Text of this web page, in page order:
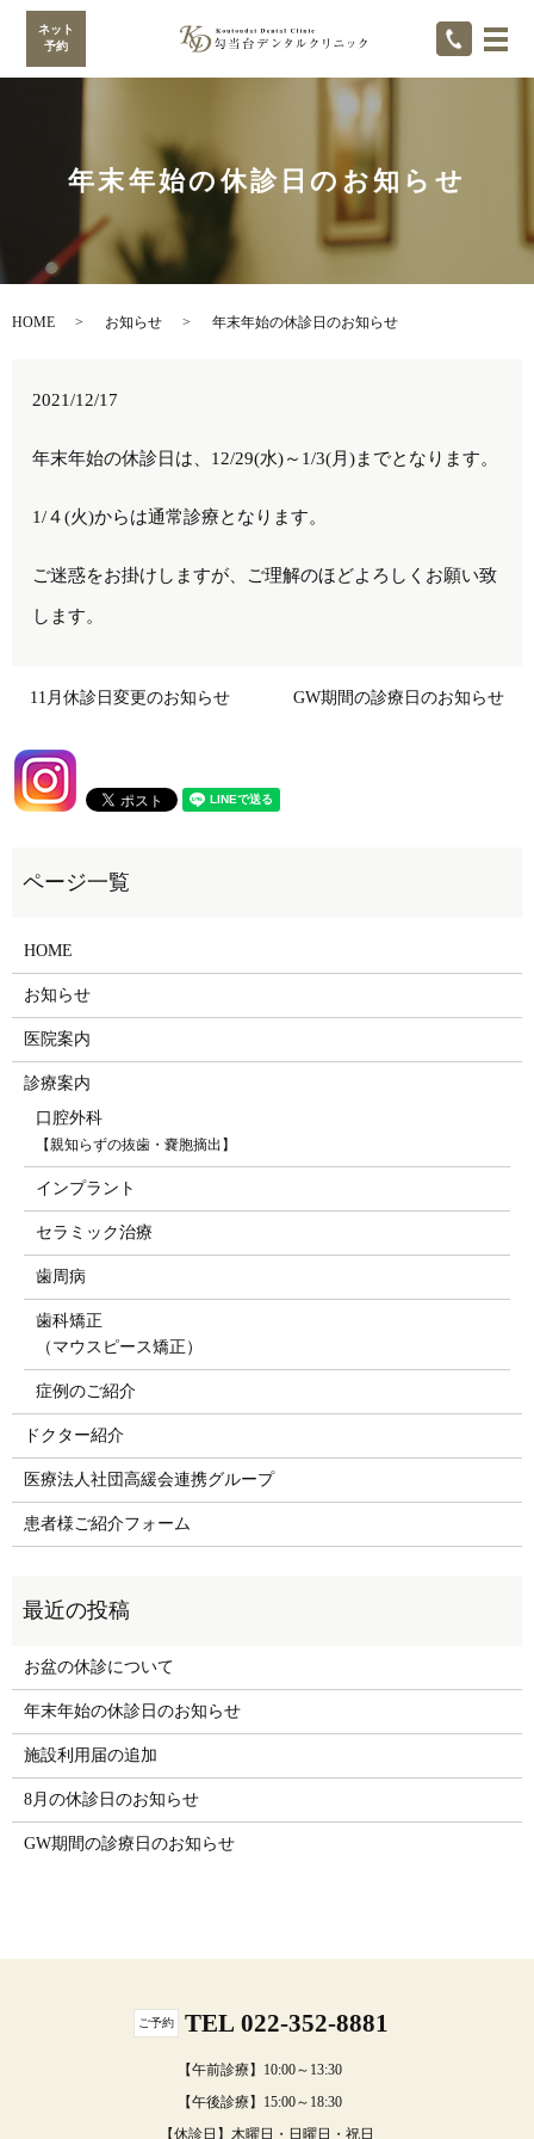
ネット
予約
メ
年末年始の休診日のお知らせ
HOME お知らせ 年末年始の休診日のお知らせ
2021/12/17
年末年始の休診日は、 12/29(水)～ 1/3(月)までとなります。
1/４(火)からは通常診療となります。
ご迷惑をお掛けしますが、ご理解のほどよろしくお願い致
します。
11月休診日変更のお知らせ GW期間の診療日のお知らせ
HOME
お知らせ
医院案内
診療案内
口腔外科
【親知らずの抜歯・嚢胞摘出】
インプラント
セラミック治療
歯周病
歯科矯正
（マウスピース矯正）
症例のご紹介
ドクター紹介
医療法人社団高緩会連携グループ
患者様ご紹介フォーム
お盆の休診について
年末年始の休診日のお知らせ
施設利用届の追加
8月の休診日のお知らせ
GW期間の診療日のお知らせ
ご予約 TEL 022-352-8881
【午前診療】10:00～13:30
【午後診療】15:00～18:30
【休診日】木曜日・日曜日・祝日